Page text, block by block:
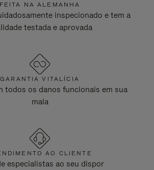
FEITA NA ALEMANHA
inspecionado e tem a
testada e aprovada
GARANTIA VITALÍCIA
todos os danos funcionais em sua
mala
AO CLIENTE
especialistas ao seu dispor